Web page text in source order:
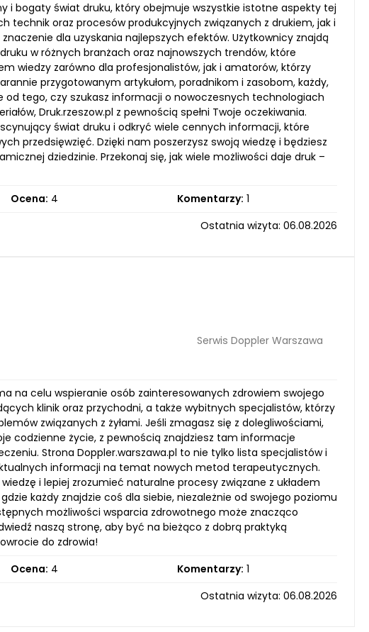
i bogaty świat druku, który obejmuje wszystkie istotne aspekty tej
oraz procesów produkcyjnych związanych z drukiem, jak i
dla uzyskania najlepszych efektów. Użytkownicy znajdą
w różnych branżach oraz najnowszych trendów, które
wiedzy zarówno dla profesjonalistów, jak i amatorów, którzy
przygotowanym artykułom, poradnikom i zasobom, każdy,
tego, czy szukasz informacji o nowoczesnych technologiach
Druk.rzeszow.pl z pewnością spełni Twoje oczekiwania.
świat druku i odkryć wiele cennych informacji, które
przedsięwzięć. Dzięki nam poszerzysz swoją wiedzę i będziesz
dziedzinie. Przekonaj się, jak wiele możliwości daje druk –
Ocena: 4 Komentarzy: 1
Ostatnia wizyta: 06.08.2026
Serwis Doppler Warszawa
na celu wspieranie osób zainteresowanych zdrowiem swojego
klinik oraz przychodni, a także wybitnych specjalistów, którzy
związanych z żyłami. Jeśli zmagasz się z dolegliwościami,
codzienne życie, z pewnością znajdziesz tam informacje
Strona Doppler.warszawa.pl to nie tylko lista specjalistów i
informacji na temat nowych metod terapeutycznych.
i lepiej zrozumieć naturalne procesy związane z układem
każdy znajdzie coś dla siebie, niezależnie od swojego poziomu
możliwości wsparcia zdrowotnego może znacząco
naszą stronę, aby być na bieżąco z dobrą praktyką
do zdrowia!
Ocena: 4 Komentarzy: 1
Ostatnia wizyta: 06.08.2026